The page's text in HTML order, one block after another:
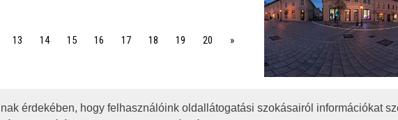
érdekében, hogy felhasználóink oldallátogatási szokásairól információkat
13 14 15 16 17 18 19 20 »
NYILATKOZAT IMPRESSZUM MÉDIAAJÁNLAT KÖZÉRDEKŰ ADATOK